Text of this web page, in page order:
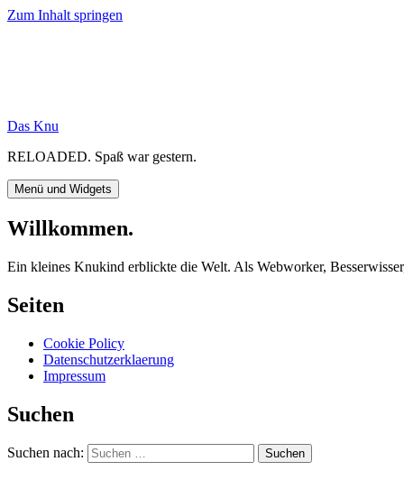
Zum Inhalt springen
Das Knu
RELOADED. Spaß war gestern.
Menü und Widgets
Willkommen.
Ein kleines Knukind erblickte die Welt. Als Webworker,
Seiten
Cookie Policy
Datenschutzerklaerung
Impressum
Suchen
Suchen nach: